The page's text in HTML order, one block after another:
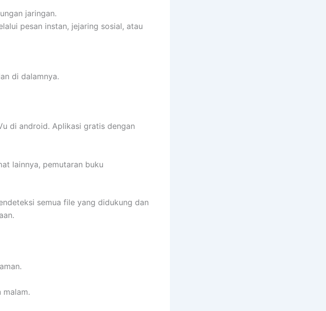
jaringan.
pesan instan, jejaring sosial, atau
di dalamnya.
di android. Aplikasi gratis dengan
lainnya, pemutaran buku
semua file yang didukung dan
malam.